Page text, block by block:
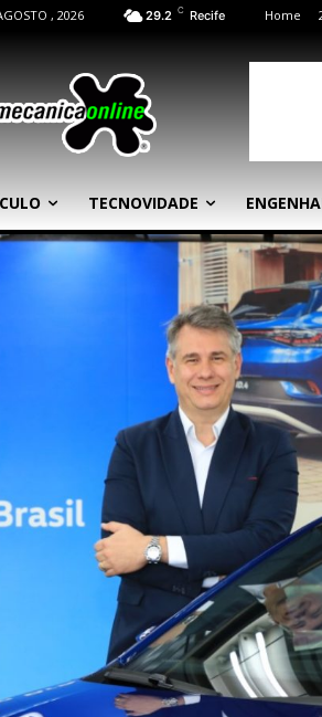
, 2026 29.2 C Recife Home
TECNOVIDADE